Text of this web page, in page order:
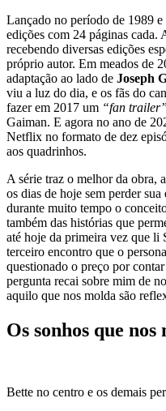
Lançado no período de 1989
edições com 24 páginas cada.
recebendo diversas edições
próprio autor. Em meados de
adaptação ao lado de Joseph
viu a luz do dia, e os fãs do
fazer em 2017 um “fan trailer”
Gaiman. E agora no ano de
Netflix no formato de dez
aos quadrinhos.
A série traz o melhor da obra,
os dias de hoje sem perder
durante muito tempo o
também das histórias que
até hoje da primeira vez que li
terceiro encontro que o
questionado o preço por
pergunta recai sobre mim de
aquilo que nos molda são
Os sonhos que
Bette no centro e os demais